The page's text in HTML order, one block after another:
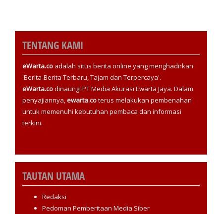
TENTANG KAMI
eWarta.co adalah situs berita online yang menghadirkan
'Berita-Berita Terbaru, Tajam dan Terpercaya'.
eWarta.codinaungi PT Media Akurasi Ewarta Jaya. Dalam
penyajiannya,ewarta.coterus melakukan pembenahan
untuk memenuhi kebutuhan pembaca dan informasi
terkini.
TAUTAN UTAMA
Redaksi
Pedoman Pemberitaan Media Siber